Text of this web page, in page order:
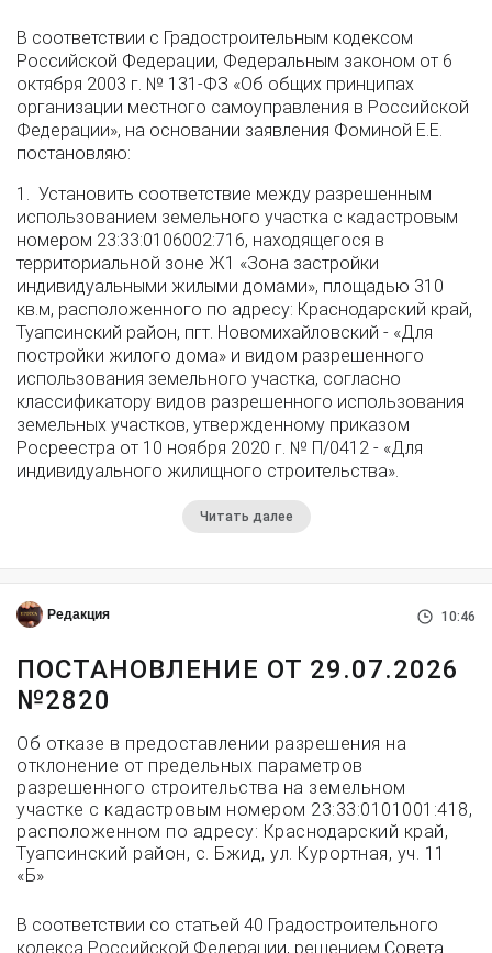
В соответствии с Градостроительным кодексом
Российской Федерации, Федеральным законом от 6
октября 2003 г. № 131-ФЗ «Об общих принципах
организации местного самоуправления в Российской
Федерации», на основании заявления Фоминой Е.Е.
постановляю:
1. Установить соответствие между разрешенным
использованием земельного участка с кадастровым
номером 23:33:0106002:716, находящегося в
территориальной зоне Ж1 «Зона застройки
индивидуальными жилыми домами», площадью 310
кв.м, расположенного по адресу: Краснодарский край,
Туапсинский район, пгт. Новомихайловский - «Для
постройки жилого дома» и видом разрешенного
использования земельного участка, согласно
классификатору видов разрешенного использования
земельных участков, утвержденному приказом
Росреестра от 10 ноября 2020 г. № П/0412 - «Для
индивидуального жилищного строительства».
Читать далее
Редакция 10:46
ПОСТАНОВЛЕНИЕ ОТ 29.07.2026
№2820
Об отказе в предоставлении разрешения на
отклонение от предельных параметров
разрешенного строительства на земельном
участке с кадастровым номером 23:33:0101001:418,
расположенном по адресу: Краснодарский край,
Туапсинский район, с. Бжид, ул. Курортная, уч. 11
«Б»
В соответствии со статьей 40 Градостроительного
кодекса Российской Федерации, решением Совета